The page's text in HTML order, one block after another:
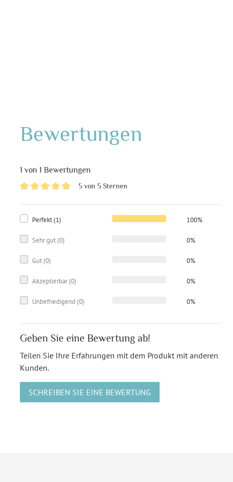
Bewertungen
1 von 1 Bewertungen
5 von 5 Sternen
Perfekt (1) 100%
Sehr gut (0) 0%
Gut (0) 0%
Akzeptierbar (0) 0%
Unbefriedigend (0) 0%
Geben Sie eine Bewertung ab!
Teilen Sie Ihre Erfahrungen mit dem Produkt mit anderen
Kunden.
SCHREIBEN SIE EINE BEWERTUNG